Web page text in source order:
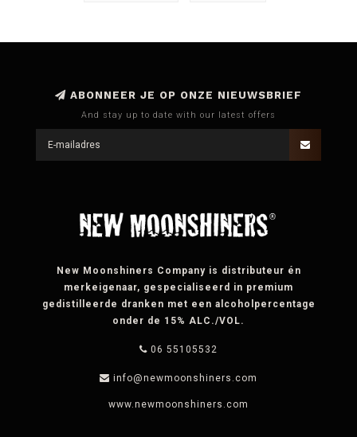
ABONNEER JE OP ONZE NIEUWSBRIEF
And stay up to date with our latest offers
New Moonshiners Company is distributeur én
merkeigenaar, gespecialiseerd in premium
gedistilleerde dranken met een alcoholpercentage
onder de 15% ALC./VOL.
06 55105532
info@newmoonshiners.com